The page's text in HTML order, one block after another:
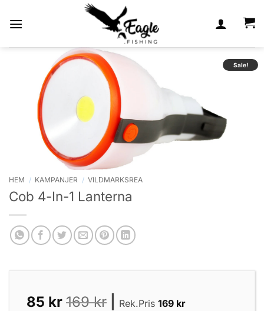
Sale!
HEM / KAMPANJER / VILDMARKSREA
Cob 4-In-1 Lanterna
85 kr 169kr Rek.Pris 169 kr